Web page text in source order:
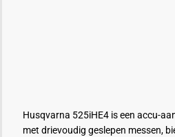
Husqvarna 525iHE4 is een accu-
met drievoudig geslepen messen,